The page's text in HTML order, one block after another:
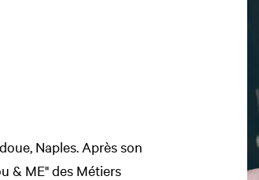
Naples. Après son
& ME" des Métiers